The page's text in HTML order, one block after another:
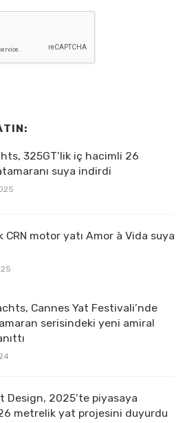
325GT’lik iç hacimli 26
suya indirdi
CRN motor yatı Amor à Vida suya
Cannes Yat Festivali’nde
serisindeki yeni amiral
Design, 2025’te piyasaya
metrelik yat projesini duyurdu